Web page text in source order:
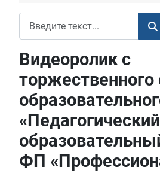
Видеоролик с
«Педагогический
ФП